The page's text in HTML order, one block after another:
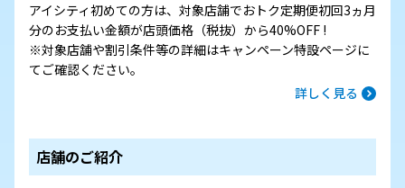
アイシティ初めての方は、対象店舗でおトク定期便初回3ヵ月
分のお支払い金額が店頭価格（税抜）から40%OFF !
※対象店舗や割引条件等の詳細はキャンペーン特設ページに
てご確認ください。
詳しく見る
店舗のご紹介